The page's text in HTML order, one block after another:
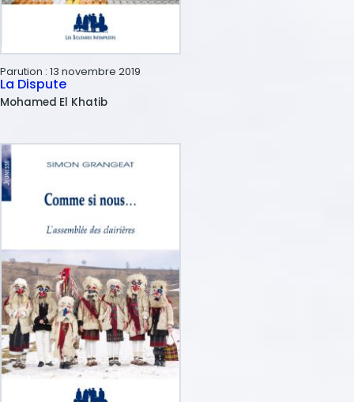
Parution : 13 novembre 2019
La Dispute
Mohamed El Khatib